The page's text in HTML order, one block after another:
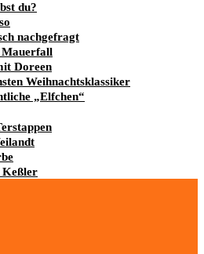
du?
nachgefragt
Mauerfall
Doreen
Weihnachtsklassiker
„Elfchen“
Keßler